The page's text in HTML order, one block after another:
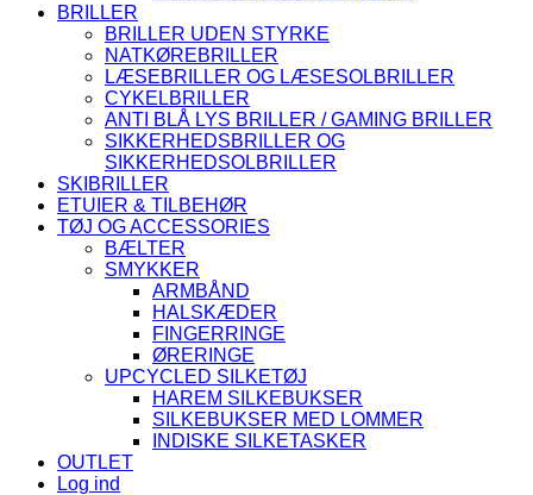
BRILLER
BRILLER UDEN STYRKE
NATKØREBRILLER
LÆSEBRILLER OG LÆSESOLBRILLER
CYKELBRILLER
ANTI BLÅ LYS BRILLER / GAMING BRILLER
SIKKERHEDSBRILLER OG
SIKKERHEDSOLBRILLER
SKIBRILLER
ETUIER & TILBEHØR
TØJ OG ACCESSORIES
BÆLTER
SMYKKER
ARMBÅND
HALSKÆDER
FINGERRINGE
ØRERINGE
UPCYCLED SILKETØJ
HAREM SILKEBUKSER
SILKEBUKSER MED LOMMER
INDISKE SILKETASKER
OUTLET
Log ind